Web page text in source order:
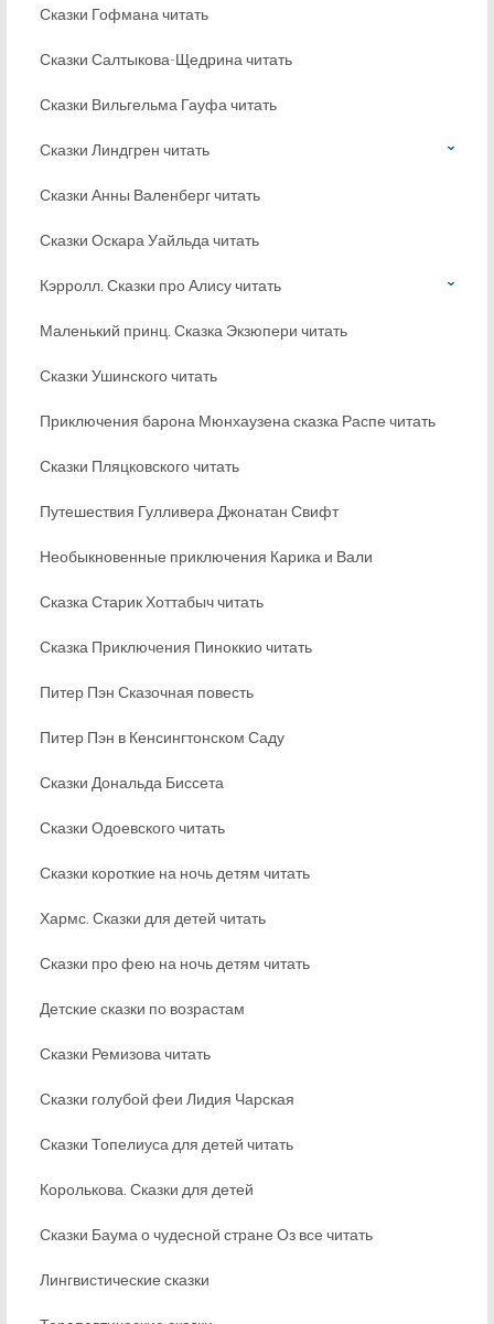
Сказки Гофмана читать
Сказки Салтыкова-Щедрина читать
Сказки Вильгельма Гауфа читать
Сказки Линдгрен читать
Сказки Анны Валенберг читать
Сказки Оскара Уайльда читать
Кэрролл. Сказки про Алису читать
Маленький принц. Сказка Экзюпери читать
Сказки Ушинского читать
Приключения барона Мюнхаузена сказка Распе читать
Сказки Пляцковского читать
Путешествия Гулливера Джонатан Свифт
Необыкновенные приключения Карика и Вали
Сказка Старик Хоттабыч читать
Сказка Приключения Пиноккио читать
Питер Пэн Сказочная повесть
Питер Пэн в Кенсингтонском Саду
Сказки Дональда Биссета
Сказки Одоевского читать
Сказки короткие на ночь детям читать
Хармс. Сказки для детей читать
Сказки про фею на ночь детям читать
Детские сказки по возрастам
Сказки Ремизова читать
Сказки голубой феи Лидия Чарская
Сказки Топелиуса для детей читать
Королькова. Сказки для детей
Сказки Баума о чудесной стране Оз все читать
Лингвистические сказки